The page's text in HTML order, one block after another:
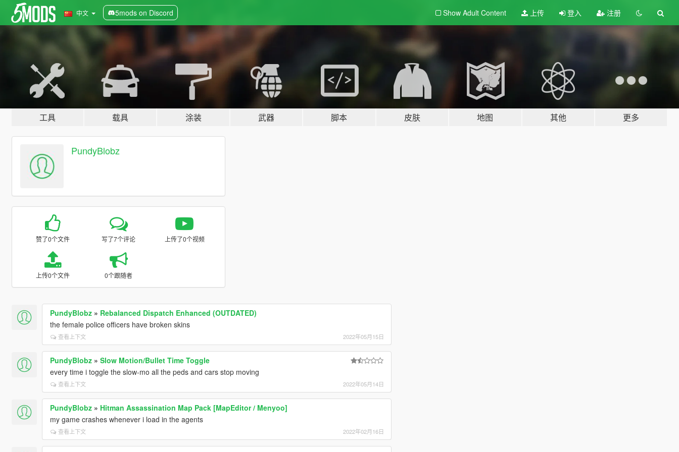
中文 5mods on Discord Show Adult Content 上传 登入 注册
工具 载具 涂装 武器 脚本 皮肤 地图 其他 更多
PundyBlobz
赞了0个文件 写了7个评论 上传了0个视频
上传0个文件 0个跟随者
PundyBlobz» Rebalanced Dispatch Enhanced (OUTDATED)
the female police officers have broken skins
查看上下文 2022年05月15日
PundyBlobz» Slow Motion/Bullet Time Toggle
every time i toggle the slow-mo all the peds and cars stop moving
查看上下文 2022年05月14日
PundyBlobz» Hitman Assassination Map Pack [MapEditor / Menyoo]
my game crashes whenever i load in the agents
查看上下文 2022年02月16日